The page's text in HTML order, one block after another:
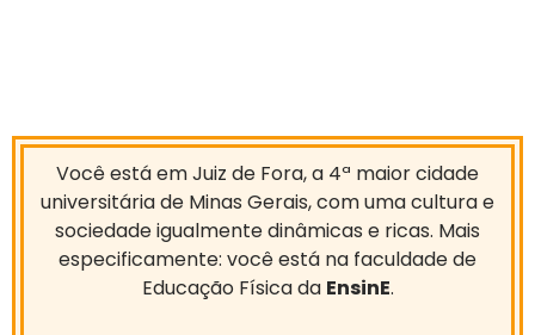
Você está em Juiz de Fora, a 4ª maior cidade
universitária de Minas Gerais, com uma cultura e
sociedade igualmente dinâmicas e ricas. Mais
especificamente: você está na faculdade de
Educação Física da EnsinE.